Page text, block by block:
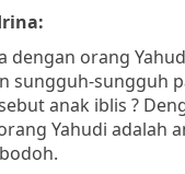
dengan orang
sungguh-sungguh
anak iblis ?
Yahudi adalah